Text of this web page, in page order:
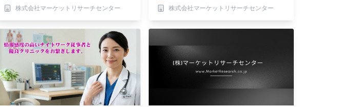
株式会社マーケットリサーチセンター
株式会社マーケットリサーチセンター